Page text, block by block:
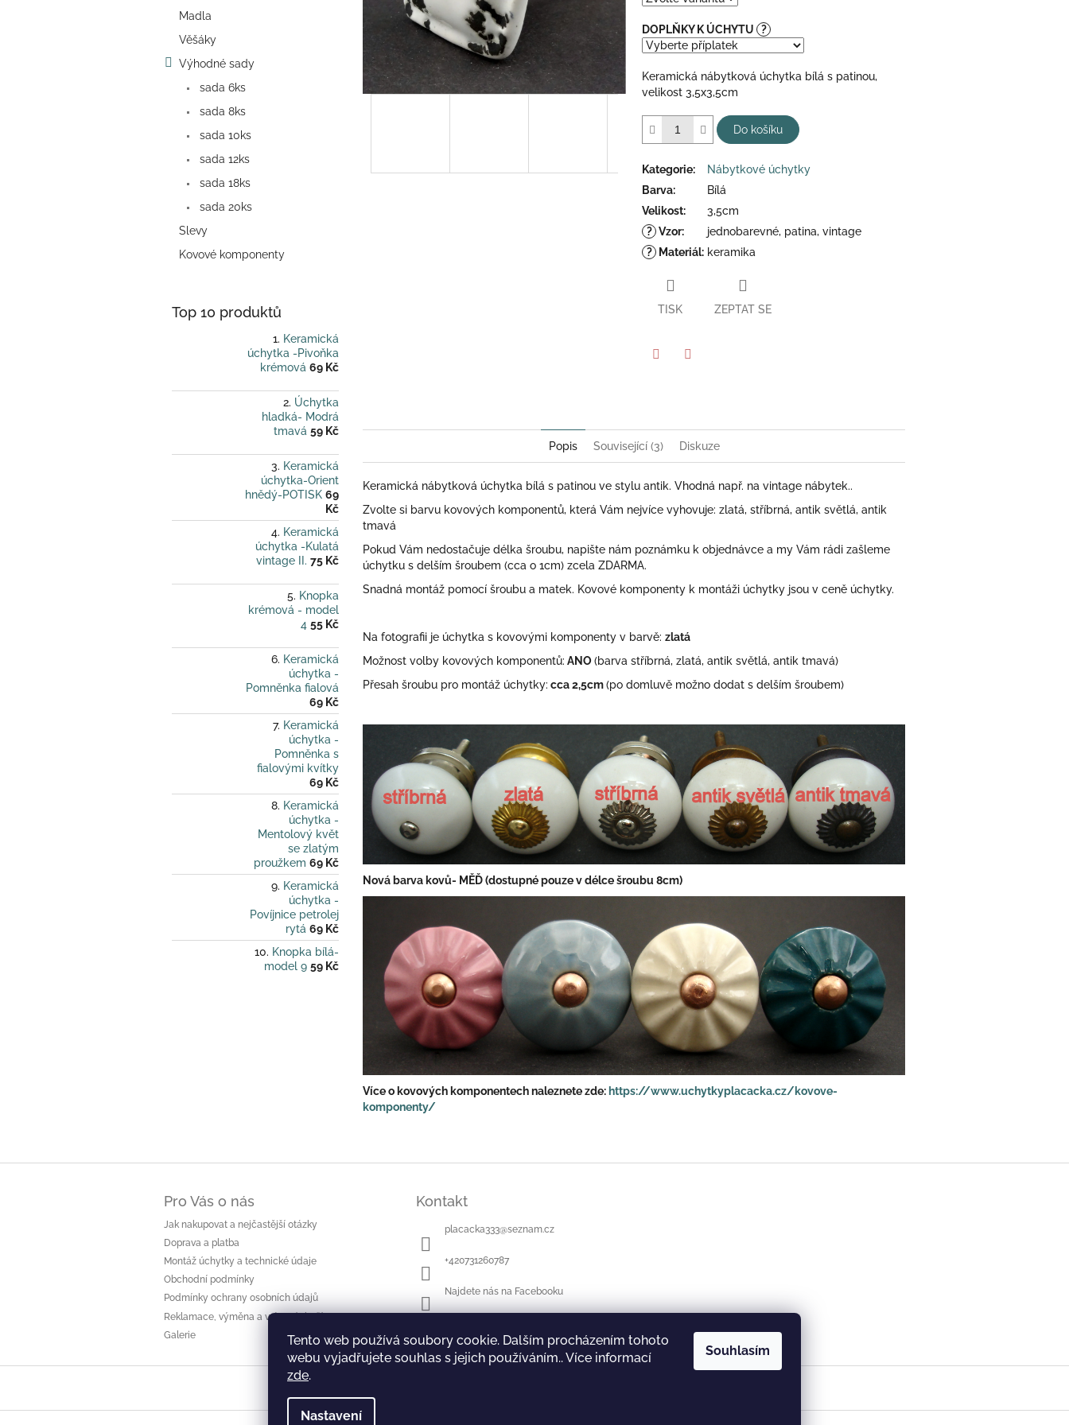
Tento web používá soubory cookie. Dalším procházením tohoto
webu vyjadřujete souhlas s jejich používáním.. Více informací
zde.
Nastavení
Souhlasím
Madla
Věšáky
Výhodné sady
sada 6ks
sada 8ks
sada 10ks
sada 12ks
sada 18ks
sada 20ks
Slevy
Kovové komponenty
Top 10 produktů
Keramická
úchytka -Pivoňka
krémová 69 Kč
Úchytka
hladká- Modrá
tmavá 59 Kč
Keramická
úchytka-Orient
hnědý-POTISK 69
Kč
Keramická
úchytka -Kulatá
vintage II. 75 Kč
Knopka
krémová - model
4 55 Kč
Keramická
úchytka -
Pomněnka fialová
69 Kč
Keramická
úchytka -
Pomněnka s
fialovými kvítky
69 Kč
Keramická
úchytka -
Mentolový květ
se zlatým
proužkem 69 Kč
Keramická
úchytka -
Povíjnice petrolej
rytá 69 Kč
Knopka bílá-
model 9 59 Kč
5
hvězdiček.
DOPLŇKY K ÚCHYTU ?
Keramická nábytková úchytka bílá s patinou,
velikost 3,5x3,5cm
Do košíku
Kategorie:
Nábytkové úchytky
Barva:
Bílá
Velikost:
3,5cm
? Vzor:
jednobarevné, patina, vintage
? Materiál: keramika
TISK ZEPTAT SE
Popis Související (3) Diskuze
Keramická nábytková úchytka bílá s patinou ve stylu antik. Vhodná např. na vintage nábytek..
Zvolte si barvu kovových komponentů, která Vám nejvíce vyhovuje: zlatá, stříbrná, antik světlá, antik
tmavá
Pokud Vám nedostačuje délka šroubu, napište nám poznámku k objednávce a my Vám rádi zašleme
úchytku s delším šroubem (cca o 1cm) zcela ZDARMA.
Snadná montáž pomocí šroubu a matek. Kovové komponenty k montáži úchytky jsou v ceně úchytky.
Na fotografii je úchytka s kovovými komponenty v barvě: zlatá
Možnost volby kovových komponentů: ANO(barva stříbrná, zlatá, antik světlá, antik tmavá)
Přesah šroubu pro montáž úchytky: cca 2,5cm(po domluvě možno dodat s delším šroubem)
Nová barva kovů- MĚĎ (dostupné pouze v délce šroubu 8cm)
Více o kovových komponentech naleznete zde:https://www.uchytkyplacacka.cz/kovove-
komponenty/
Pro Vás o nás
Jak nakupovat a nejčastější otázky
Doprava a platba
Montáž úchytky a technické údaje
Obchodní podmínky
Podmínky ochrany osobních údajů
Reklamace, výměna a vrácení zboží
Galerie
Kontakt
placacka333@seznam.cz
+420731260787
Najdete nás na Facebooku